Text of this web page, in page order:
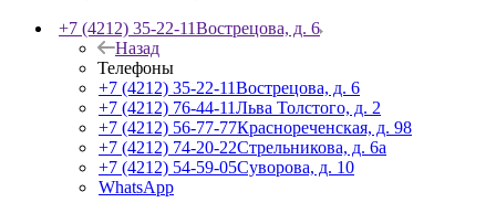
+7 (4212) 35-22-11Вострецова, д. 6
Назад
Телефоны
+7 (4212) 35-22-11Вострецова, д. 6
+7 (4212) 76-44-11Льва Толстого, д. 2
+7 (4212) 56-77-77Краснореченская, д. 98
+7 (4212) 74-20-22Стрельникова, д. 6а
+7 (4212) 54-59-05Суворова, д. 10
WhatsApp